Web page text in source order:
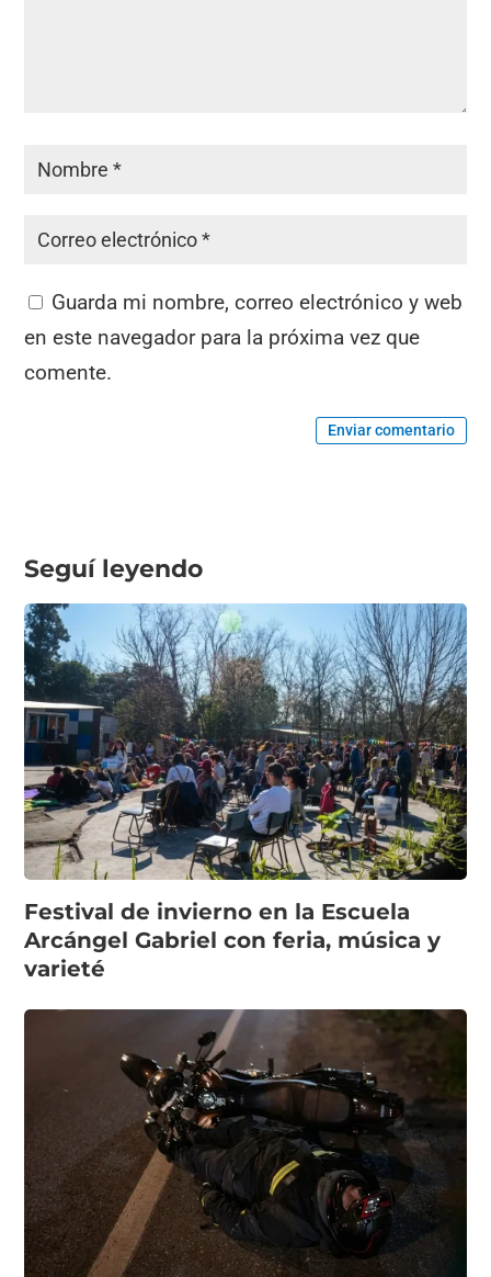
Guarda mi nombre, correo electrónico y web
en este navegador para la próxima vez que
comente.
Enviar comentario
Seguí leyendo
Festival de invierno en la Escuela
Arcángel Gabriel con feria, música y
varieté